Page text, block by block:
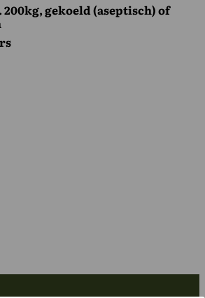
200kg, gekoeld (aseptisch) of